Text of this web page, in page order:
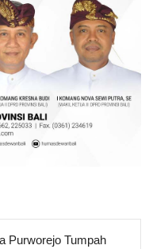
Purworejo Tumpah